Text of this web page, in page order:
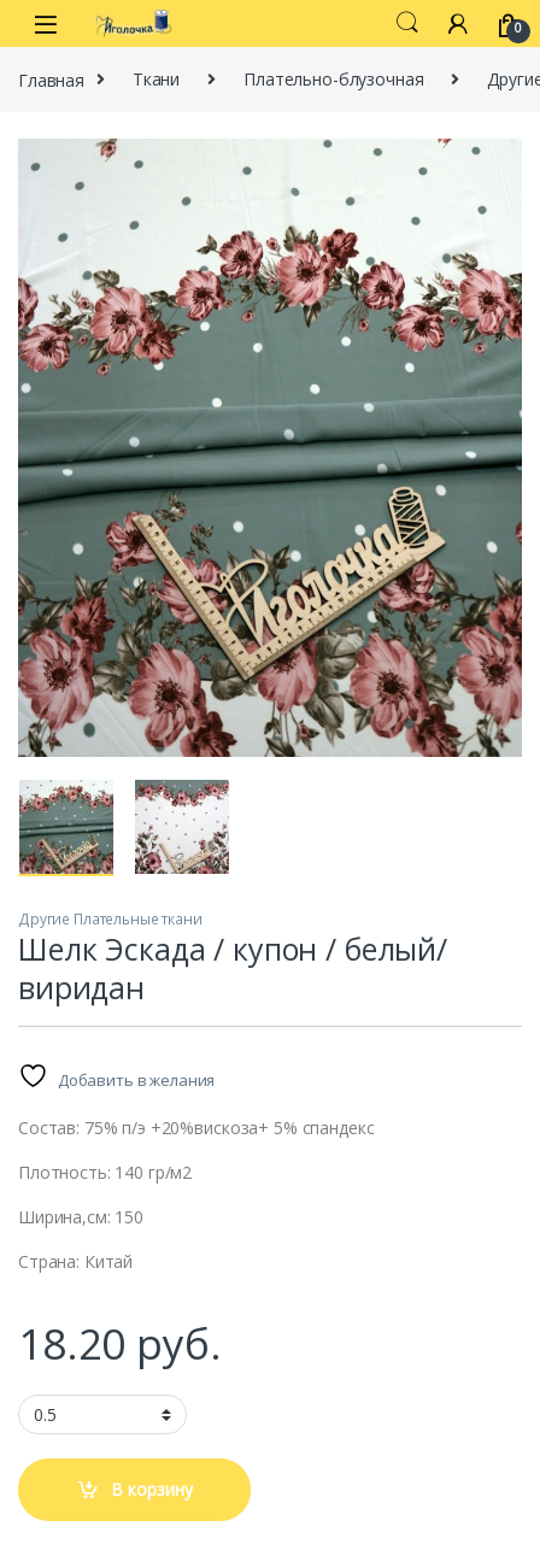
Перейти к навигации
перейти к содержанию
0
Главная Ткани Плательно-блузочная
Другие Плательные ткани
Шелк Эскада / купон / белый/
виридан
Добавить в желания
Состав: 75% п/э +20%вискоза+ 5% спандекс
Плотность: 140 гр/м2
Ширина,см: 150
Страна: Китай
18.20 руб.
В корзину